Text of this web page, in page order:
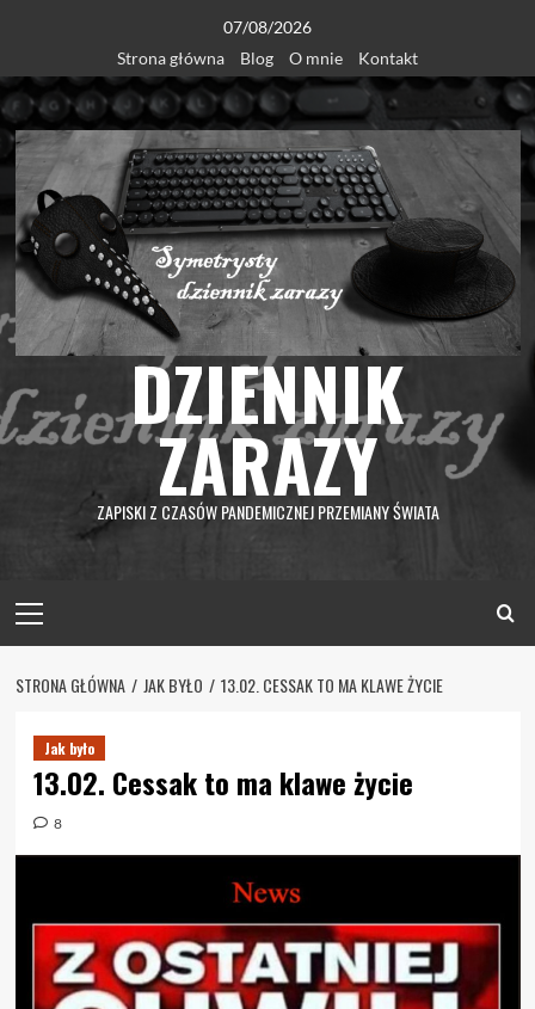
content
07/08/2026
Strona główna
Blog O mnie Kontakt
DZIENNIK
ZARAZY
ZAPISKI Z CZASÓW PANDEMICZNEJ PRZEMIANY ŚWIATA
Menu
STRONA GŁÓWNA JAK BYŁO 13.02. CESSAK TO MA KLAWE ŻYCIE
Jak było
13.02. Cessak to ma klawe życie
8